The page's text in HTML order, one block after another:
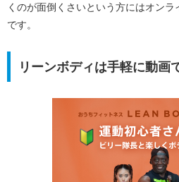
くのが面倒くさいという方にはオン
です。
リーンボディは手軽に動画